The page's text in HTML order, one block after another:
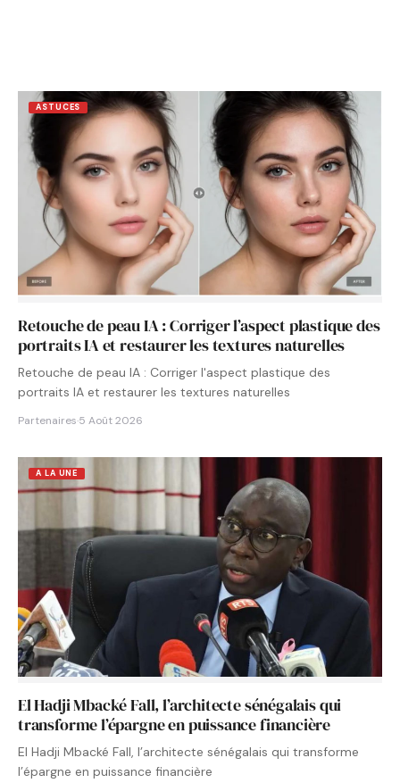
ASTUCES
Retouche de peau IA : Corriger l’aspect plastique des
portraits IA et restaurer les textures naturelles
Retouche de peau IA : Corriger l'aspect plastique des
portraits IA et restaurer les textures naturelles
Partenaires·5 Août 2026
A LA UNE
El Hadji Mbacké Fall, l’architecte sénégalais qui
transforme l’épargne en puissance financière
El Hadji Mbacké Fall, l’architecte sénégalais qui transforme
l’épargne en puissance financière